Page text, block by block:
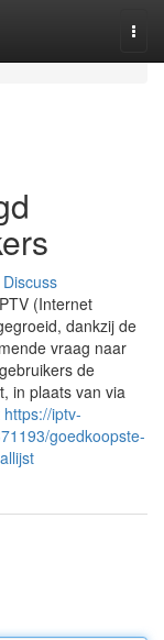
Discuss
(Internet
dankzij de
vraag naar
de
in plaats van via
https://iptv-
goedkoopste-